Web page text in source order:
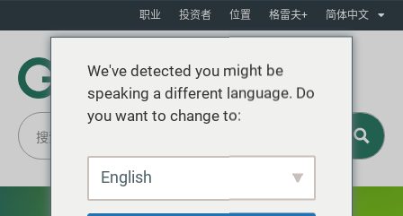
职业 投资者 位置 格雷夫+ 简体中文
We've detected you might be
speaking a different language. Do
you want to change to:
English